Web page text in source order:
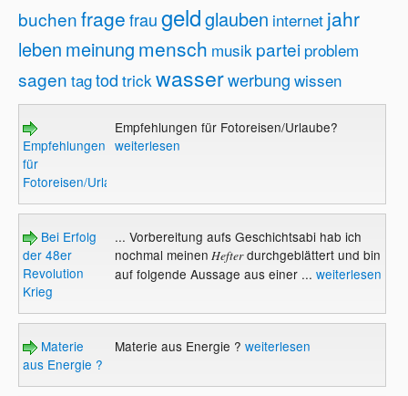
buchenfragefraugeldglauben internet jahr
leben meinung mensch musik partei problem
sagen tagtod trickwasserwerbung wissen
Empfehlungen
für
Fotoreisen/Urlaube?
Empfehlungen für Fotoreisen/Urlaube?
weiterlesen
Bei Erfolg
der 48er
Revolution
Krieg
... Vorbereitung aufs Geschichtsabi hab ich
nochmal meinen Hefterdurchgeblättert und bin
auf folgende Aussage aus einer ... weiterlesen
Materie
aus Energie ?
Materie aus Energie ? weiterlesen